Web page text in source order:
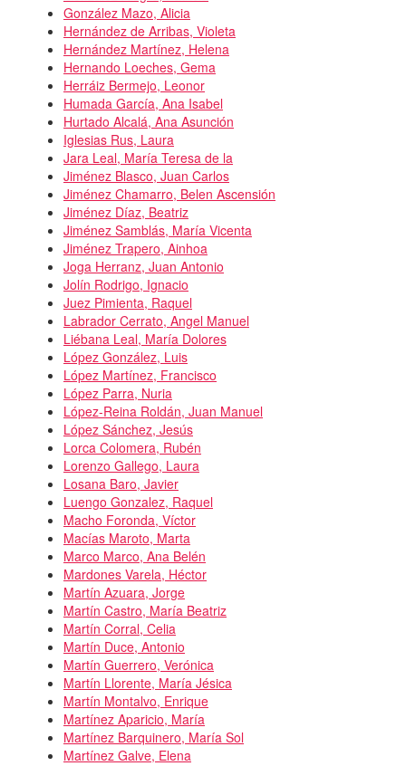
González Mazo, Alicia
Hernández de Arribas, Violeta
Hernández Martínez, Helena
Hernando Loeches, Gema
Herráiz Bermejo, Leonor
Humada García, Ana Isabel
Hurtado Alcalá, Ana Asunción
Iglesias Rus, Laura
Jara Leal, María Teresa de la
Jiménez Blasco, Juan Carlos
Jiménez Chamarro, Belen Ascensión
Jiménez Díaz, Beatriz
Jiménez Samblás, María Vicenta
Jiménez Trapero, Ainhoa
Joga Herranz, Juan Antonio
Jolín Rodrigo, Ignacio
Juez Pimienta, Raquel
Labrador Cerrato, Angel Manuel
Liébana Leal, María Dolores
López González, Luis
López Martínez, Francisco
López Parra, Nuria
López-Reina Roldán, Juan Manuel
López Sánchez, Jesús
Lorca Colomera, Rubén
Lorenzo Gallego, Laura
Losana Baro, Javier
Luengo Gonzalez, Raquel
Macho Foronda, Víctor
Macías Maroto, Marta
Marco Marco, Ana Belén
Mardones Varela, Héctor
Martín Azuara, Jorge
Martín Castro, María Beatriz
Martín Corral, Celia
Martín Duce, Antonio
Martín Guerrero, Verónica
Martín Llorente, María Jésica
Martín Montalvo, Enrique
Martínez Aparicio, María
Martínez Barquinero, María Sol
Martínez Galve, Elena